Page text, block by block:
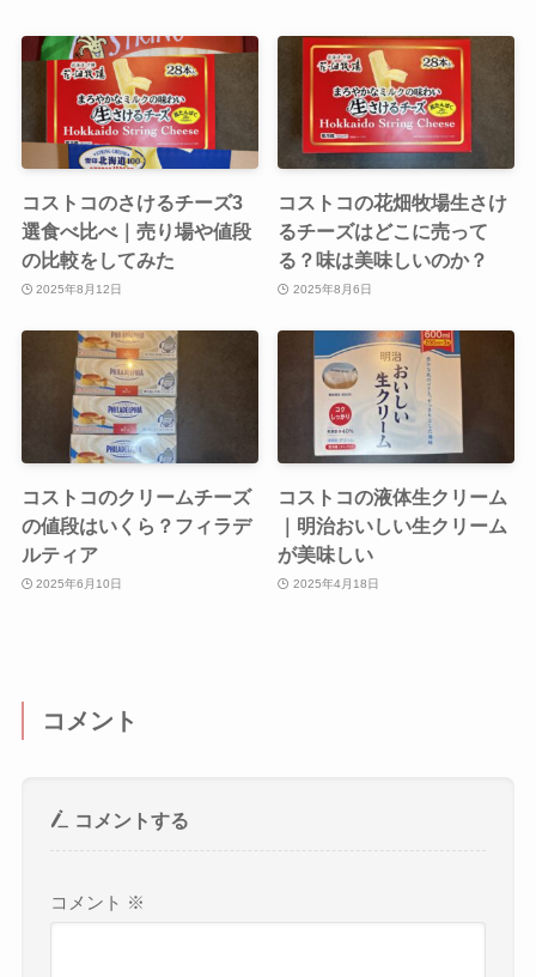
コストコのさけるチーズ3
選食べ比べ｜売り場や値段
の比較をしてみた
2025年8月12日
コストコの花畑牧場生さけ
るチーズはどこに売って
る？味は美味しいのか？
2025年8月6日
コストコのクリームチーズ
の値段はいくら？フィラデ
ルティア
2025年6月10日
コストコの液体生クリーム
｜明治おいしい生クリーム
が美味しい
2025年4月18日
コメント
コメントする
コメント ※